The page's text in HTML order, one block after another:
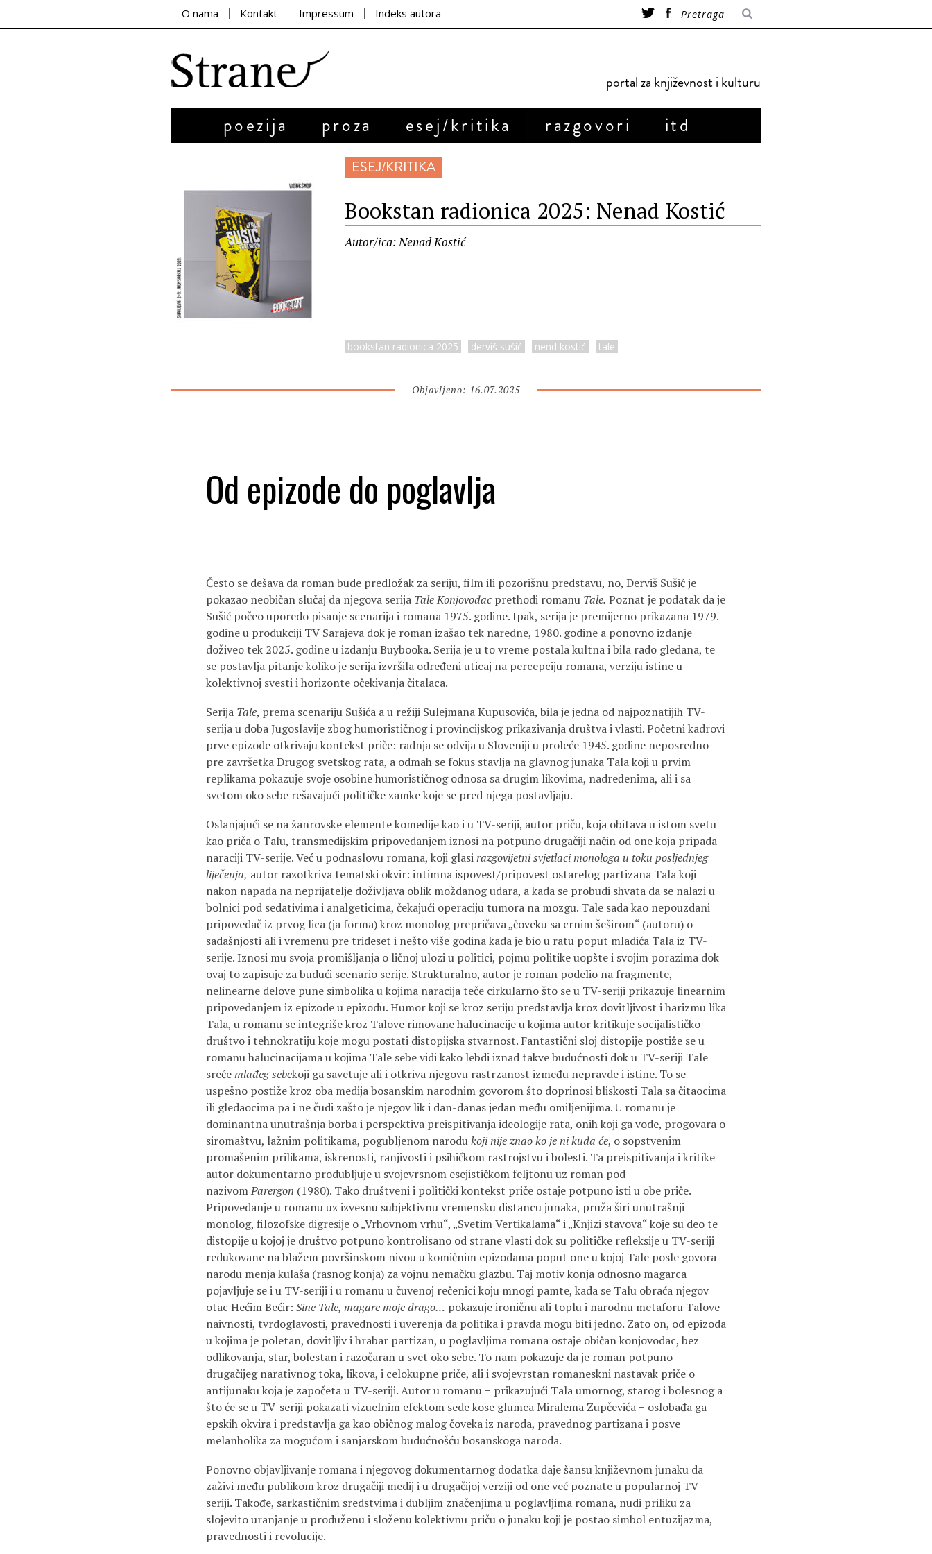
O nama Kontakt Impressum Indeks autora
portal za književnost i kulturu
poezija proza esej/kritika razgovori itd
ESEJ/KRITIKA
Bookstan radionica 2025: Nenad Kostić
Autor/ica: Nenad Kostić
bookstan radionica 2025 derviš sušić nend kostić tale
Objavljeno: 16.07.2025
Od epizode do poglavlja
Često se dešava da roman bude predložak za seriju, film ili pozorišnu predstavu, no, Derviš Sušić je
pokazao neobičan slučaj da njegova serija Tale Konjovodac prethodi romanu Tale. Poznat je podatak da je
Sušić počeo uporedo pisanje scenarija i romana 1975. godine. Ipak, serija je premijerno prikazana 1979.
godine u produkciji TV Sarajeva dok je roman izašao tek naredne, 1980. godine a ponovno izdanje
doživeo tek 2025. godine u izdanju Buybooka. Serija je u to vreme postala kultna i bila rado gledana, te
se postavlja pitanje koliko je serija izvršila određeni uticaj na percepciju romana, verziju istine u
kolektivnoj svesti i horizonte očekivanja čitalaca.
Serija Tale, prema scenariju Sušića a u režiji Sulejmana Kupusovića, bila je jedna od najpoznatijih TV-
serija u doba Jugoslavije zbog humorističnog i provincijskog prikazivanja društva i vlasti. Početni kadrovi
prve epizode otkrivaju kontekst priče: radnja se odvija u Sloveniji u proleće 1945. godine neposredno
pre završetka Drugog svetskog rata, a odmah se fokus stavlja na glavnog junaka Tala koji u prvim
replikama pokazuje svoje osobine humorističnog odnosa sa drugim likovima, nadređenima, ali i sa
svetom oko sebe rešavajući političke zamke koje se pred njega postavljaju.
Oslanjajući se na žanrovske elemente komedije kao i u TV-seriji, autor priču, koja obitava u istom svetu
kao priča o Talu, transmedijskim pripovedanjem iznosi na potpuno drugačiji način od one koja pripada
naraciji TV-serije. Već u podnaslovu romana, koji glasirazgovijetni svjetlaci monologa u toku posljednjeg
liječenja, autor razotkriva tematski okvir: intimna ispovest/pripovest ostarelog partizana Tala koji
nakon napada na neprijatelje doživljava oblik moždanog udara, a kada se probudi shvata da se nalazi u
bolnici pod sedativima i analgeticima, čekajući operaciju tumora na mozgu. Tale sada kao nepouzdani
pripovedač iz prvog lica (ja forma) kroz monolog prepričava „čoveku sa crnim šeširom“ (autoru) o
sadašnjosti ali i vremenu pre trideset i nešto više godina kada je bio u ratu poput mladića Tala iz TV-
serije. Iznosi mu svoja promišljanja o ličnoj ulozi u politici, pojmu politike uopšte i svojim porazima dok
ovaj to zapisuje za budući scenario serije. Strukturalno, autor je roman podelio na fragmente,
nelinearne delove pune simbolika u kojima naracija teče cirkularno što se u TV-seriji prikazuje linearnim
pripovedanjem iz epizode u epizodu. Humor koji se kroz seriju predstavlja kroz dovitljivost i harizmu lika
Tala, u romanu se integriše kroz Talove rimovane halucinacije u kojima autor kritikuje socijalističko
društvo i tehnokratiju koje mogu postati distopijska stvarnost. Fantastični sloj distopije postiže se u
romanu halucinacijama u kojima Tale sebe vidi kako lebdi iznad takve budućnosti dok u TV-seriji Tale
srećemlađeg sebekoji ga savetuje ali i otkriva njegovu rastrzanost između nepravde i istine. To se
uspešno postiže kroz oba medija bosanskim narodnim govorom što doprinosi bliskosti Tala sa čitaocima
ili gledaocima pa i ne čudi zašto je njegov lik i dan-danas jedan među omiljenijima. U romanu je
dominantna unutrašnja borba i perspektiva preispitivanja ideologije rata, onih koji ga vode, progovara o
siromaštvu, lažnim politikama, pogubljenom narodukoji nije znao ko je ni kuda će, o sopstvenim
promašenim prilikama, iskrenosti, ranjivosti i psihičkom rastrojstvu i bolesti. Ta preispitivanja i kritike
autor dokumentarno produbljuje u svojevrsnom esejističkom feljtonu uz roman pod
nazivomParergon (1980). Tako društveni i politički kontekst priče ostaje potpuno isti u obe priče.
Pripovedanje u romanu uz izvesnu subjektivnu vremensku distancu junaka, pruža širi unutrašnji
monolog, filozofske digresije o „Vrhovnom vrhu“, „Svetim Vertikalama“ i „Knjizi stavova“ koje su deo te
distopije u kojoj je društvo potpuno kontrolisano od strane vlasti dok su političke refleksije u TV-seriji
redukovane na blažem površinskom nivou u komičnim epizodama poput one u kojoj Tale posle govora
narodu menja kulaša (rasnog konja) za vojnu nemačku glazbu. Taj motiv konja odnosno magarca
pojavljuje se i u TV-seriji i u romanu u čuvenoj rečenici koju mnogi pamte, kada se Talu obraća njegov
otac Hećim Bećir: Sine Tale, magare moje drago… pokazuje ironičnu ali toplu i narodnu metaforu Talove
naivnosti, tvrdoglavosti, pravednosti i uverenja da politika i pravda mogu biti jedno. Zato on, od epizoda
u kojima je poletan, dovitljiv i hrabar partizan, u poglavljima romana ostaje običan konjovodac, bez
odlikovanja, star, bolestan i razočaran u svet oko sebe. To nam pokazuje da je roman potpuno
drugačijeg narativnog toka, likova, i celokupne priče, ali i svojevrstan romaneskni nastavak priče o
antijunaku koja je započeta u TV-seriji. Autor u romanu − prikazujući Tala umornog, starog i bolesnog a
što će se u TV-seriji pokazati vizuelnim efektom sede kose glumca Miralema Zupčevića − oslobađa ga
epskih okvira i predstavlja ga kao običnog malog čoveka iz naroda, pravednog partizana i posve
melanholika za mogućom i sanjarskom budućnošću bosanskoga naroda.
Ponovno objavljivanje romana i njegovog dokumentarnog dodatka daje šansu književnom junaku da
zaživi među publikom kroz drugačiji medij i u drugačijoj verziji od one već poznate u popularnoj TV-
seriji. Takođe, sarkastičnim sredstvima i dubljim značenjima u poglavljima romana, nudi priliku za
slojevito uranjanje u produženu i složenu kolektivnu priču o junaku koji je postao simbol entuzijazma,
pravednosti i revolucije.